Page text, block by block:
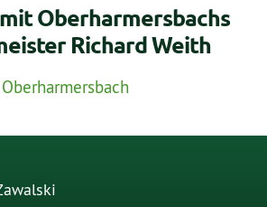
Oberharmersbachs
Richard Weith
Oberharmersbach